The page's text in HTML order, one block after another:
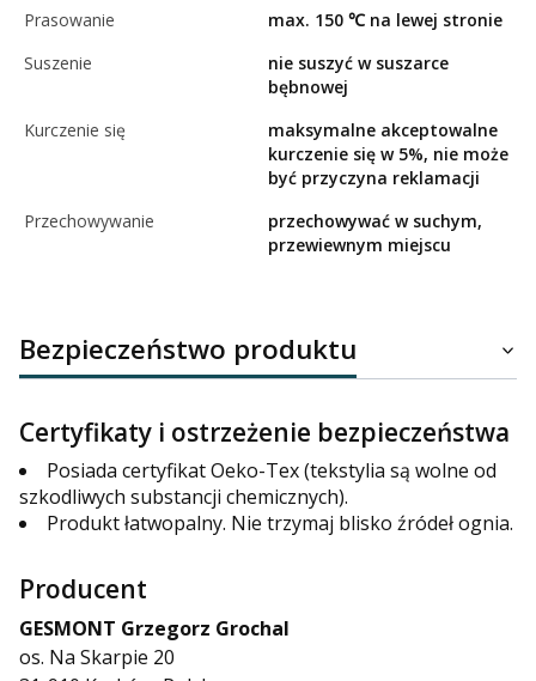
Prasowanie
max. 150 ℃ na lewej stronie
Suszenie
nie suszyć w suszarce
bębnowej
Kurczenie się
maksymalne akceptowalne
kurczenie się w 5%, nie może
być przyczyna reklamacji
Przechowywanie
przechowywać w suchym,
przewiewnym miejscu
Bezpieczeństwo produktu
Certyfikaty i ostrzeżenie bezpieczeństwa
Posiada certyfikat Oeko-Tex (tekstylia są wolne od
szkodliwych substancji chemicznych).
Produkt łatwopalny. Nie trzymaj blisko źródeł ognia.
Producent
GESMONT Grzegorz Grochal
os. Na Skarpie 20